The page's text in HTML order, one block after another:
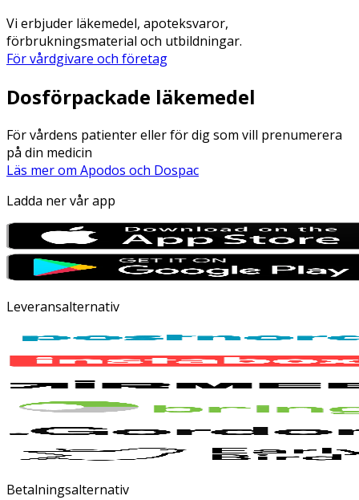
Vi erbjuder läkemedel, apoteksvaror,
förbrukningsmaterial och utbildningar.
För vårdgivare och företag
Dosförpackade läkemedel
För vårdens patienter eller för dig som vill prenumerera
på din medicin
Läs mer om Apodos och Dospac
Ladda ner vår app
Leveransalternativ
Betalningsalternativ